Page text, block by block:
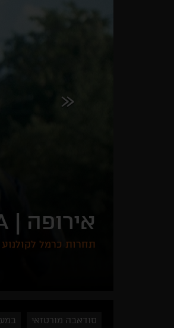
אירופה |
תחרות כרמל לקולנוע
סודאבה מורטזאי